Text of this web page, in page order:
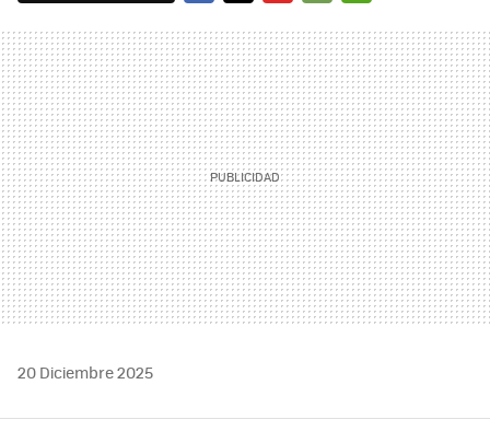
MAIL
20 Diciembre 2025